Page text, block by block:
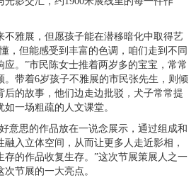
不雅展，但愿孩子能在潜移暗化中取得艺
，但能感受到丰富的色调，咱们走到不同
。”市民陈女士推着两岁多的宝宝，常常
。带着6岁孩子不雅展的市民张先生，则倾
后的故事，他们边走边批驳，犬子常常提
一场粗疏的人文课堂。
意思的作品放在一说念展示，通过组成和
入立体空间，从而让更多人走近影相，
存的作品收复生存。”这次节展策展人之一
节展的一大亮点。